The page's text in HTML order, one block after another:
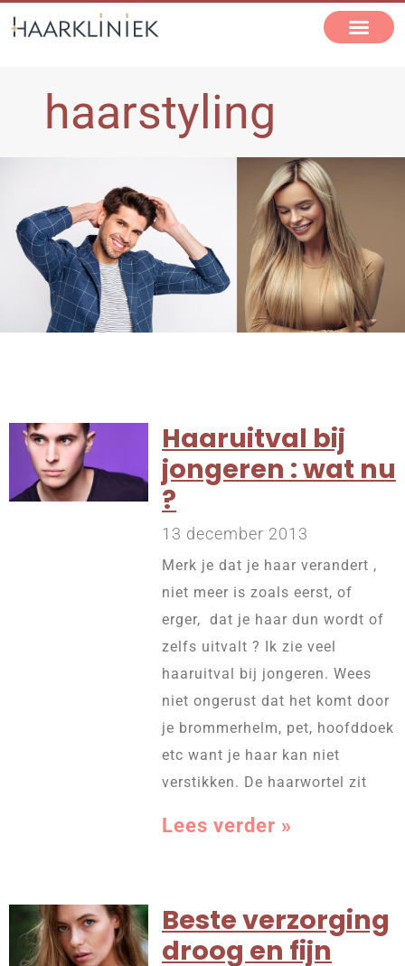
haarstyling
Haaruitval bij
jongeren : wat nu
?
13 december 2013
Merk je dat je haar verandert ,
niet meer is zoals eerst, of
erger, dat je haar dun wordt of
zelfs uitvalt ? Ik zie veel
haaruitval bij jongeren. Wees
niet ongerust dat het komt door
je brommerhelm, pet, hoofddoek
etc want je haar kan niet
verstikken. De haarwortel zit
Lees verder »
Beste verzorging
droog en fijn